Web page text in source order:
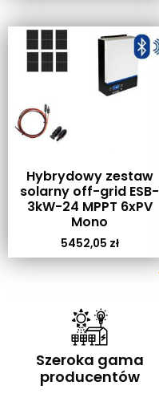
Hybrydowy zestaw
solarny off-grid ESB-
3kW-24 MPPT 6xPV
Mono
5452,05 zł
Szeroka gama
producentów